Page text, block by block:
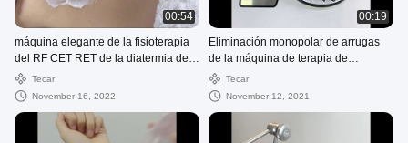
00:54
máquina elegante de la fisioterapia
del RF CET RET de la diatermia de
la terapia de Tecar 448K para el
alivio del dolor y la elevación de cara
Tecar
November 16, 2022
00:19
Eliminación monopolar de arrugas
de la máquina de terapia de
diatermia RF de calor profundo
Tecar
November 12, 2021